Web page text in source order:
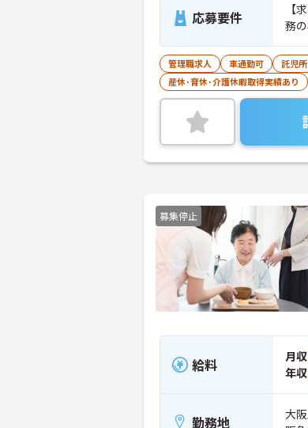
応募要件
【
務
管理職求人 車通勤可 託児
産休･育休･介護休暇取得実績あり
募集停止
給料 月収
年収
勤務地
大